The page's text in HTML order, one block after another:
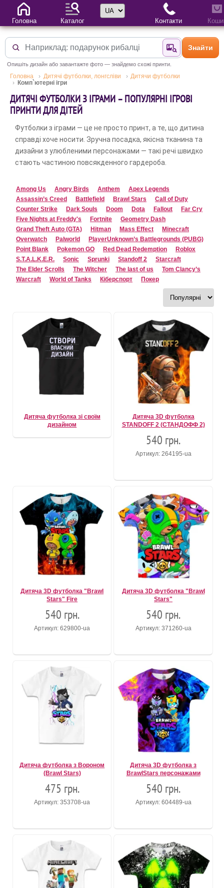
Знайти за
Знайти
Опишіть дизайн або завантажте фото — знайдемо схожі принти.
Головна Дитячі футболки, лонгсліви
Дитячи футболки
Комп`ютерні ігри
ДИТЯЧІ ФУТБОЛКИ З ІГРАМИ – ПОПУЛЯРНІ ІГРОВІ
ПРИНТИ ДЛЯ ДІТЕЙ
Футболки з іграми — це не просто принт, а те, що дитина
справді хоче носити. Зручна посадка, якісна тканина та
дизайни з улюбленими персонажами — такі речі швидко
стають частиною повсякденного гардероба.
Among Us Angry Birds Anthem
Apex Legends
Assassin’s Creed
Battlefield Brawl Stars
Call of Duty
Counter Strike
Dark Souls Doom Dota Fallout
Far Cry
Five Nights at Freddy's
Fortnite
Geometry Dash
Grand Theft Auto (GTA)
Hitman Mass Effect
Minecraft
Overwatch
Palworld
PlayerUnknown’s Battlegrounds (PUBG)
Point Blank
Pokemon GO Red Dead Redemption
Roblox
S.T.A.L.K.E.R.
Sonic Sprunki Standoff 2
Starcraft
The Elder Scrolls
The Witcher The last of us
Tom Clancy’s
Warcraft
World of Tanks Кіберспорт Покер
Дитяча футболка зі своїм
дизайном
Дитяча 3D футболка
STANDOFF 2 (СТАНДОФФ 2)
540 грн.
Артикул: 264195-ua
Дитяча 3D футболка "Brawl
Stars" Fire
540 грн.
Артикул: 629800-ua
Дитяча 3D футболка "Brawl
Stars"
540 грн.
Артикул: 371260-ua
Дитяча футболка з Вороном
(Brawl Stars)
475 грн.
Артикул: 353708-ua
Дитяча 3D футболка з
BrawlStars персонажами
540 грн.
Артикул: 604489-ua
Головна Каталог
Вибір мови
Контакти